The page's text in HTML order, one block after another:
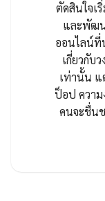
ตัดสินใจเ
และพัฒน
ออนไลน์ที่
เกี่ยวกับ
เท่านั้น แ
ป็อป ความ
คนจะชื่น